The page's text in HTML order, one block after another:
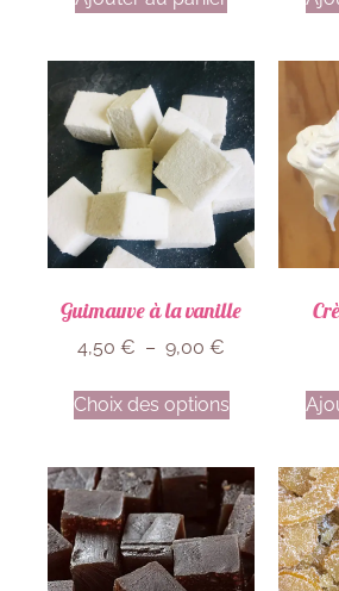
Guimauve à la vanille
4,50 € – 9,00 €
Choix des options